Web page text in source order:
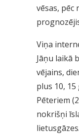
vēsas, pēc
Viņa
Jāņu laikā
vējains,
plus 10,
Pēteriem
nokrišņi
lietusgāzes.